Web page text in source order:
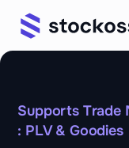
Supports Trade
: PLV & Goodies